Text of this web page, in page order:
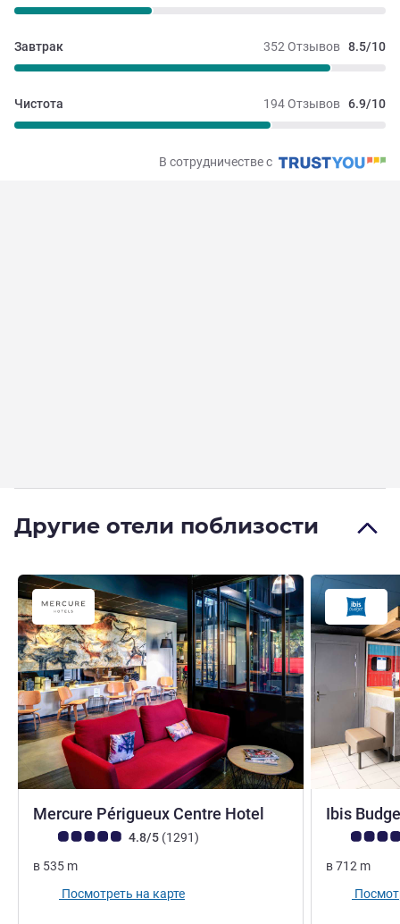
352 Отзывов 8.5/10
Завтрак
194 Отзывов 6.9/10
Чистота
В сотрудничестве с
Другие отели поблизости
Mercure Périgueux Centre Hotel
Примечание: отзывы клиентов (Рейтинг ALL)
4.8/5 (1291Отзывов
)
в 535 m
Посмотреть на карте
Ibis
в712 m